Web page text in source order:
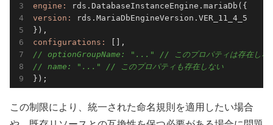
engine:
version:
rds.MariaDbEngineVersion.VER_11_4_5
configurations:
// optionGroupName: "..." // このプロパティは存在しな
// name: "..." // このプロパティも存在しない
});
この制限により、統一された命名規則を適用したい場合